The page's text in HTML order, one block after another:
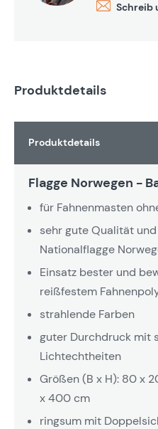
Schreib
Produktdetails
Produktdetails
Flagge Norwegen -
für Fahnenmasten
sehr gute Qualität
Nationalflagge
Einsatz bester und
reißfestem
strahlende Farben
guter Durchdruck mit
Lichtechtheiten
Größen (B x H): 80 x
x 400 cm
ringsum mit